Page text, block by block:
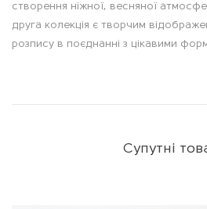
створення ніжної, весняної
друга колекція є творчим
розпису в поєднанні з цікавими
Супутні